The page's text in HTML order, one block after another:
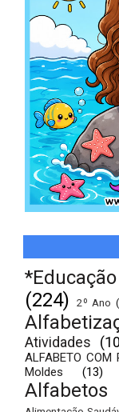
(224)
2º Ano
Atividades
ALFABETO COM
Moldes
(13)
Alfabetos